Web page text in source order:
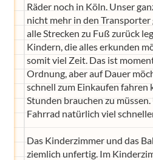
Räder noch in Köln. Unser
nicht mehr in den Transporter
alle Strecken zu Fuß zurück
Kindern, die alles erkunden
somit viel Zeit. Das ist
Ordnung, aber auf Dauer
schnell zum Einkaufen fahren
Stunden brauchen zu
Fahrrad natürlich viel
Das Kinderzimmer und das
ziemlich unfertig. Im